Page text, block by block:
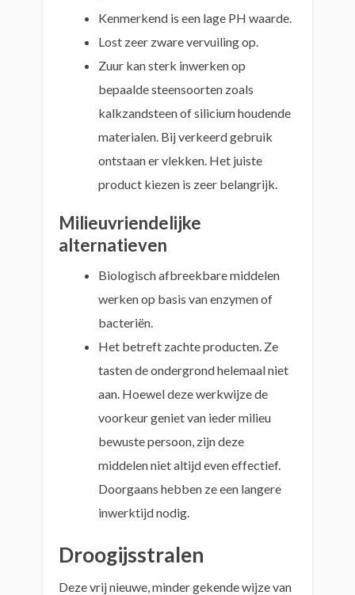
Kenmerkend is een lage PH waarde.
Lost zeer zware vervuiling op.
Zuur kan sterk inwerken op
bepaalde steensoorten zoals
kalkzandsteen of silicium houdende
materialen. Bij verkeerd gebruik
ontstaan er vlekken. Het juiste
product kiezen is zeer belangrijk.
Milieuvriendelijke
alternatieven
Biologisch afbreekbare middelen
werken op basis van enzymen of
bacteriën.
Het betreft zachte producten. Ze
tasten de ondergrond helemaal niet
aan. Hoewel deze werkwijze de
voorkeur geniet van ieder milieu
bewuste persoon, zijn deze
middelen niet altijd even effectief.
Doorgaans hebben ze een langere
inwerktijd nodig.
Droogijsstralen
Deze vrij nieuwe, minder gekende wijze van